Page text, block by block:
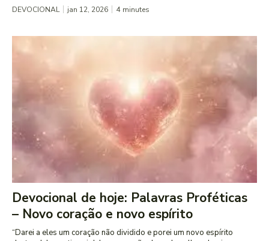
DEVOCIONAL jan 12, 2026 4 minutes
Devocional de hoje: Palavras Proféticas
– Novo coração e novo espírito
“Darei a eles um coração não dividido e porei um novo espírito